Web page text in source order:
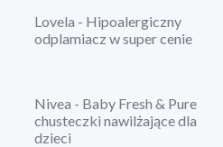
Lovela - Hipoalergiczny
odplamiacz w super cenie
Nivea - Baby Fresh & Pure
chusteczki nawilżające dla
dzieci